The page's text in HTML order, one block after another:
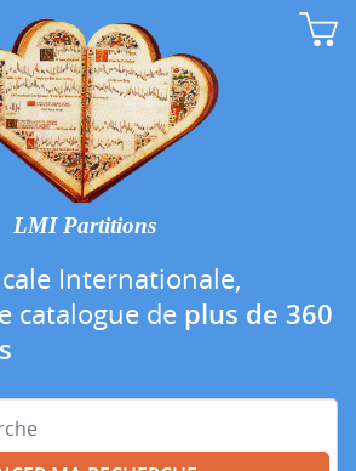
LMI Partitions
Internationale,
catalogue de plus de 360